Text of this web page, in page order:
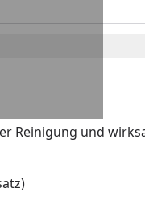
Reinigung und